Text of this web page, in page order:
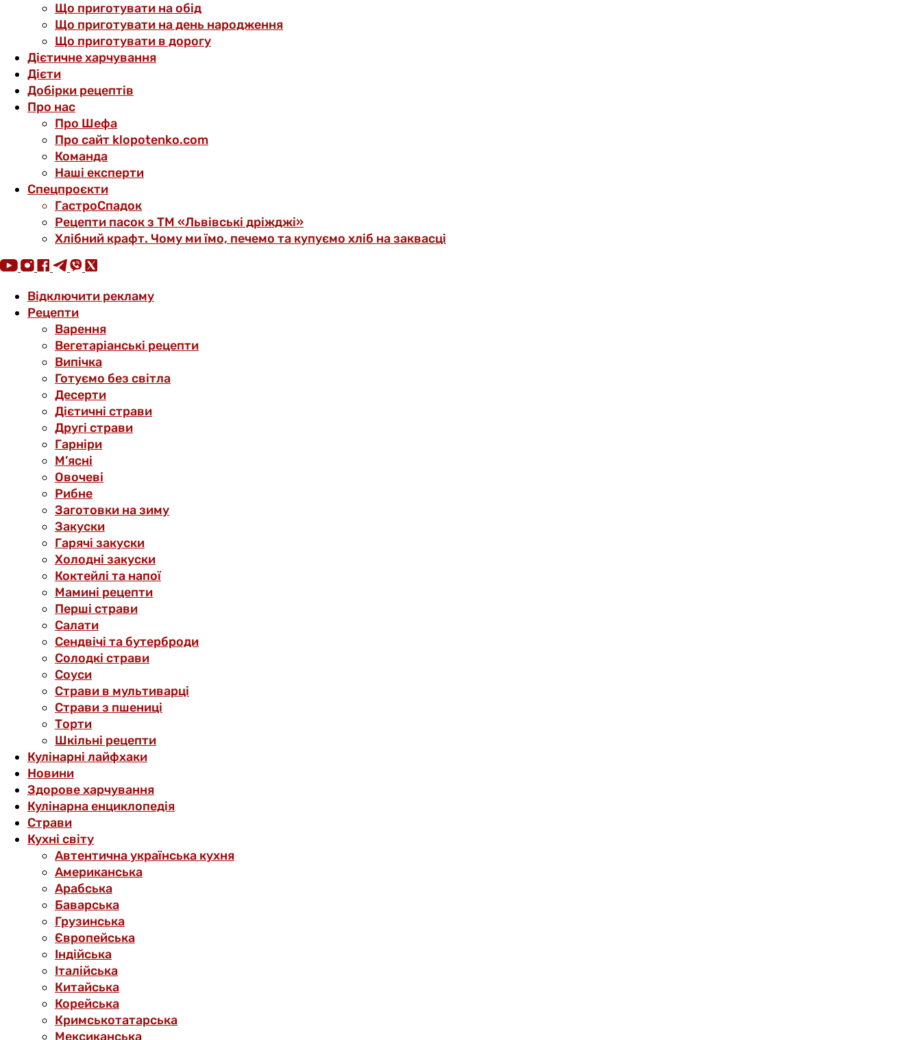
Що приготувати на обід
Що приготувати на день народження
Що приготувати в дорогу
Дієтичне харчування
Дієти
Добірки рецептів
Про нас
Про Шефа
Про сайт klopotenko.com
Команда
Наші експерти
Спецпроєкти
ГастроСпадок
Рецепти пасок з ТМ «Львівські дріжджі»
Хлібний крафт. Чому ми їмо, печемо та купуємо хліб на заквасці
Відключити рекламу
Рецепти
Варення
Вегетаріанські рецепти
Випічка
Готуємо без світла
Десерти
Дієтичні страви
Другі страви
Гарніри
М’ясні
Овочеві
Рибне
Заготовки на зиму
Закуски
Гарячі закуски
Холодні закуски
Коктейлі та напої
Мамині рецепти
Перші страви
Салати
Сендвічі та бутерброди
Солодкі страви
Соуси
Страви в мультиварці
Страви з пшениці
Торти
Шкільні рецепти
Кулінарні лайфхаки
Новини
Здорове харчування
Кулінарна енциклопедія
Страви
Кухні світу
Автентична українська кухня
Американська
Арабська
Баварська
Грузинська
Європейська
Індійська
Італійська
Китайська
Корейська
Кримськотатарська
Мексиканська